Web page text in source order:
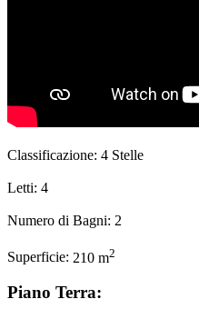
Classificazione: 4 Stelle
Letti: 4
Numero di Bagni: 2
Superficie: 210 m2
Piano Terra: